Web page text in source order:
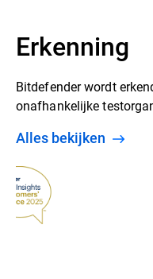
Erkenning
Bitdefender wordt
onafhankelijke
alles bekijken